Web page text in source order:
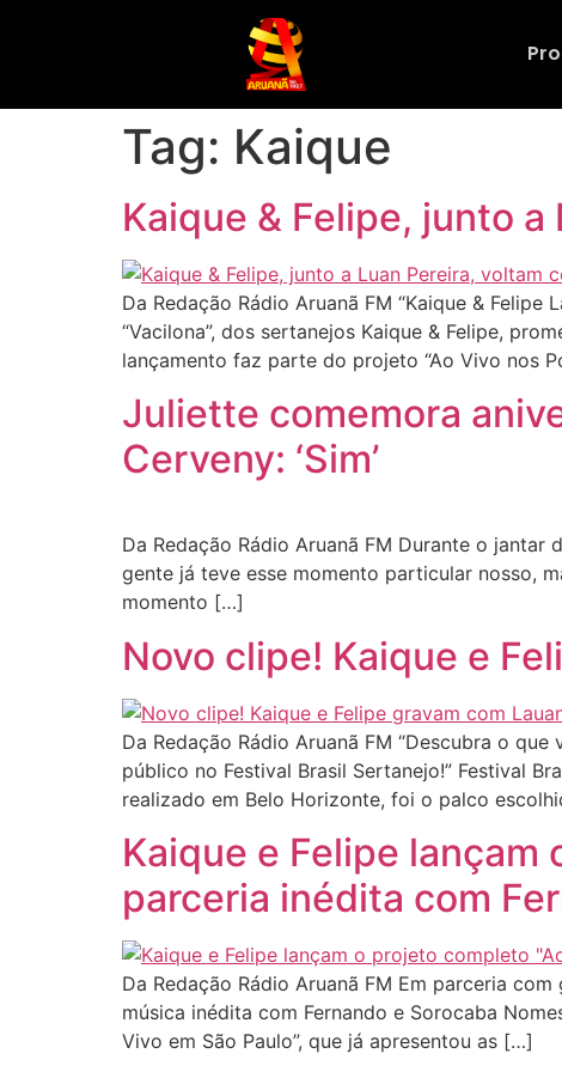
Tag: Kaique
Kaique & Felipe, junto a
Da Redação Rádio Aruanã FM “Kaique & Felipe
“Vacilona”, dos sertanejos Kaique & Felipe,
lançamento faz parte do projeto “Ao Vivo nos
Juliette comemora
Cerveny: ‘Sim’
Da Redação Rádio Aruanã FM Durante o
gente já teve esse momento particular nosso,
momento […]
Novo clipe! Kaique e
Da Redação Rádio Aruanã FM “Descubra o
público no Festival Brasil Sertanejo!” Festival
realizado em Belo Horizonte, foi o palco
Kaique e Felipe lançam
parceria inédita com
Da Redação Rádio Aruanã FM Em parceria
música inédita com Fernando e Sorocaba
Vivo em São Paulo”, que já apresentou as […]